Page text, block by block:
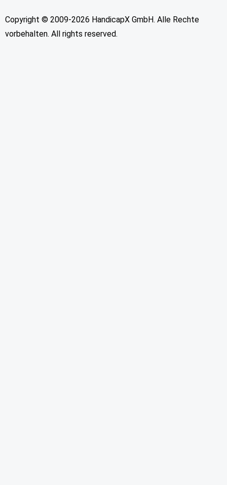
Copyright © 2009-2026 HandicapX GmbH. Alle Rechte
vorbehalten. All rights reserved.